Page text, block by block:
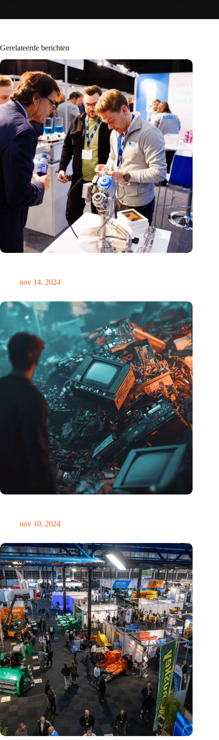
Gerelateerde berichten
nov 14, 2024
nov 10, 2024